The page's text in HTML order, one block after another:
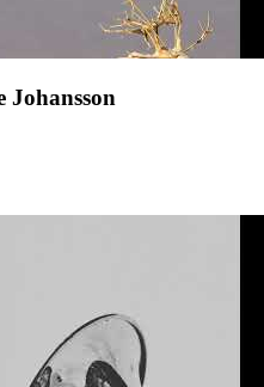
Johansson